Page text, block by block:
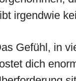
irgendwie
Gefühl, in
dich